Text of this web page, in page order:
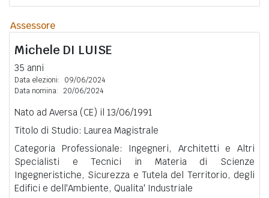
Assessore
Michele DI LUISE
35 anni
Data elezioni:
09/06/2024
Data nomina: 20/06/2024
Nato ad Aversa (CE) il 13/06/1991
Titolo di Studio: Laurea Magistrale
Categoria Professionale: Ingegneri, Architetti e Altri
Specialisti e Tecnici in Materia di Scienze
Ingegneristiche, Sicurezza e Tutela del Territorio, degli
Edifici e dell'Ambiente, Qualita' Industriale